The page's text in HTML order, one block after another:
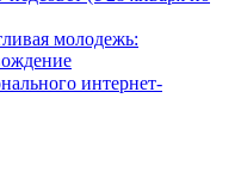
молодежь:
интернет-